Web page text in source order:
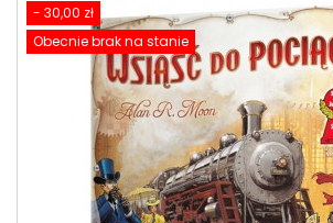
- 30,00 zł
Obecnie brak na stanie